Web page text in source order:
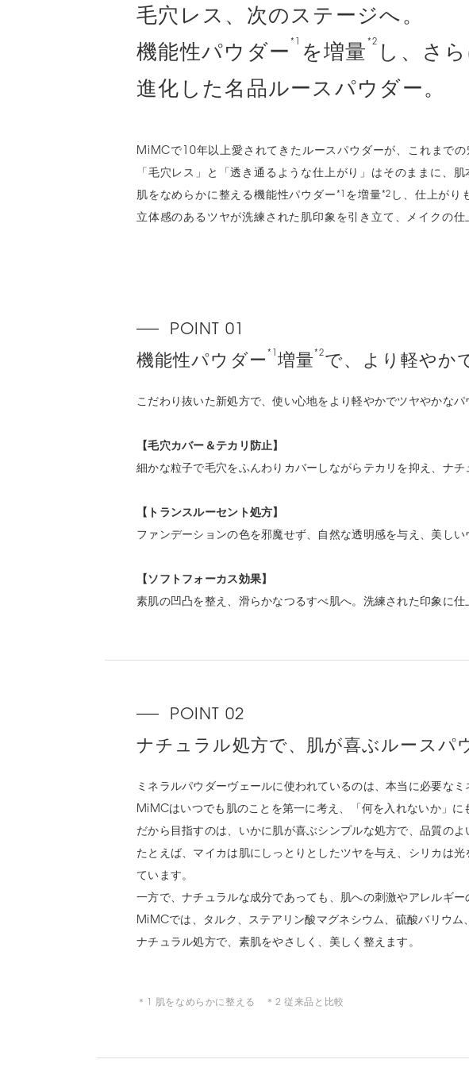
毛穴レス、次のステージへ。
機能性パウダー
*1
を増量
*2
し、さ
進化した名品ルースパウダー。
MiMCで10年以上愛されてきたルースパウダーが、これまで
「毛穴レス」と「透き通るような仕上がり」はそのままに、
肌をなめらかに整える機能性パウダー *1 を増量*2 し、仕上がり
立体感のあるツヤが洗練された肌印象を引き立て、メイクの仕
機能性パウダー *1 増量 *2で、より軽やか
こだわり抜いた新処方で、使い心地をより軽やかでツヤやかな
【毛穴カバー＆テカリ防止】
細かな粒子で毛穴をふんわりカバーしながらテカリを抑え、ナチ
【トランスルーセント処方】
ファンデーションの色を邪魔せず、自然な透明感を与え、美しい
【ソフトフォーカス効果】
素肌の凹凸を整え、滑らかなつるすべ肌へ。洗練された印象に仕
ナチュラル処方で、肌が喜ぶルースパ
ミネラルパウダーヴェールに使われているのは、本当に必要なミ
MiMCはいつでも肌のことを第一に考え、「何を入れないか」に
だから目指すのは、いかに肌が喜ぶシンプルな処方で、品質のよ
たとえば、マイカは肌にしっとりとしたツヤを与え、シリカは
ています。
一方で、ナチュラルな成分であっても、肌への刺激やアレルギー
MiMCでは、タルク、ステアリン酸マグネシウム、硫酸バリウ
ナチュラル処方で、素肌をやさしく、美しく整えます。
＊1 肌をなめらかに整える ＊2 従来品と比較